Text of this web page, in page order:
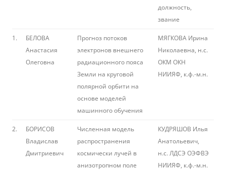
должность,
звание
1.
БЕЛОВА
Анастасия
Олеговна
Прогноз потоков
электронов внешнего
радиационного пояса
Земли на круговой
полярной орбити на
основе моделей
машинного обучения
МЯГКОВА Ирина
Николаевна, н.с.
ОКМ ОКН
НИИЯФ, к.ф.-м.н.
2.
БОРИСОВ
Владислав
Дмитриевич
Численная модель
распространения
космически лучей в
анизотропном поле
КУДРЯШОВ Илья
Анатольевич,
н.с. ЛДСЭ ОЭФВЭ
НИИЯФ, к.ф.-м.н.